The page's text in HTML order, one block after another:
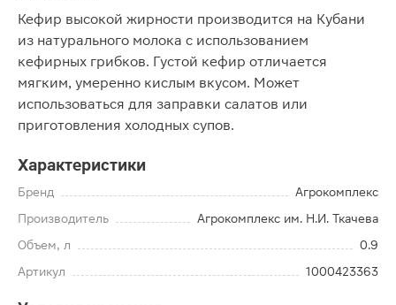
Кефир высокой жирности производится на Кубани
из натурального молока с использованием
кефирных грибков. Густой кефир отличается
мягким, умеренно кислым вкусом. Может
использоваться для заправки салатов или
приготовления холодных супов.
Характеристики
Бренд
Агрокомплекс
Производитель
Агрокомплекс им. Н.И. Ткачева
Объем, л
0.9
Артикул
1000423363